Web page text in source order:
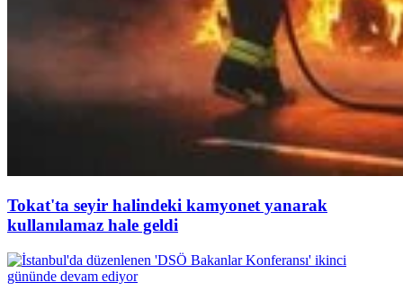
Tokat'ta seyir halindeki kamyonet yanarak
kullanılamaz hale geldi